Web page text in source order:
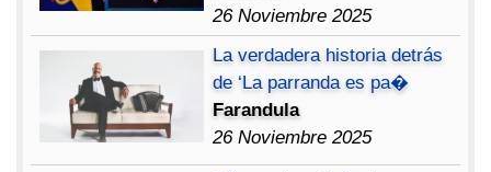
26 Noviembre 2025
La verdadera historia detrás
de ‘La parranda es pa�
Farandula
26 Noviembre 2025